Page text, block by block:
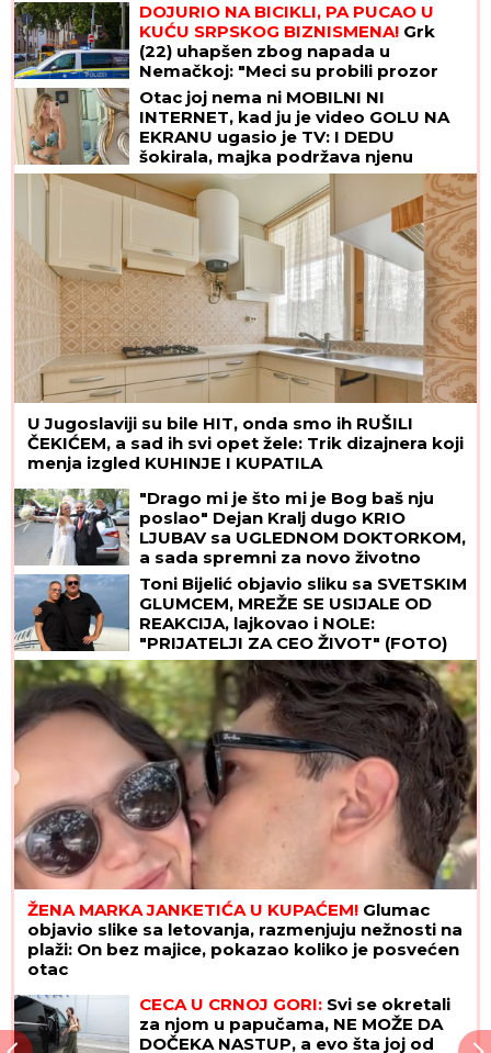
DOJURIO NA BICIKLI, PA PUCAO U
KUĆU SRPSKOG BIZNISMENA! Grk
(22) uhapšen zbog napada u
Nemačkoj: "Meci su probili prozor
spavaće sobe"
Otac joj nema ni MOBILNI NI
INTERNET, kad ju je video GOLU NA
EKRANU ugasio je TV: I DEDU
šokirala, majka podržava njenu
karijeru! Ovo je "obična" porodica
NAJVEĆE UZDANICE HOLIVUDA
U Jugoslaviji su bile HIT, onda smo ih RUŠILI
ČEKIĆEM, a sad ih svi opet žele: Trik dizajnera koji
menja izgled KUHINJE I KUPATILA
"Drago mi je što mi je Bog baš nju
poslao" Dejan Kralj dugo KRIO
LJUBAV sa UGLEDNOM DOKTORKOM,
a sada spremni za novo životno
poglavlje (VIDEO)
Toni Bijelić objavio sliku sa SVETSKIM
GLUMCEM, MREŽE SE USIJALE OD
REAKCIJA, lajkovao i NOLE:
"PRIJATELJI ZA CEO ŽIVOT" (FOTO)
ŽENA MARKA JANKETIĆA U KUPAĆEM! Glumac
objavio slike sa letovanja, razmenjuju nežnosti na
plaži: On bez majice, pokazao koliko je posvećen
otac
CECA U CRNOJ GORI: Svi se okretali
za njom u papučama, NE MOŽE DA
DOČEKA NASTUP, a evo šta joj od